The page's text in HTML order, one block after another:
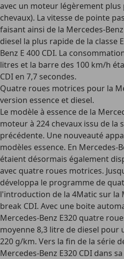
avec un moteur légèrement plus
chevaux). La vitesse de pointe
faisant ainsi de la Mercedes-
diesel la plus rapide de la classe
Benz E 400 CDI. La
litres et la barre des 100 km/h
CDI en 7,7 secondes.
Quatre roues motrices pour la
version essence et diesel.
Le modèle à essence de la
moteur à 224 chevaux issu de la
précédente. Une nouveauté
modèles essence. En Mercedes-
étaient désormais également
avec quatre roues motrices.
développa le programme de
l'introduction de la 4Matic sur la
break CDI. Avec une boite
Mercedes-Benz E320 quatre
moyenne 8,3 litre de diesel pour
220 g/km. Vers la fin de la série
Mercedes-Benz E320 CDI dans